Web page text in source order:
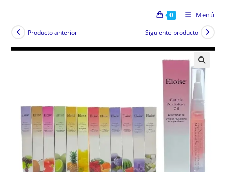
0 Menú
Producto anterior Siguiente producto